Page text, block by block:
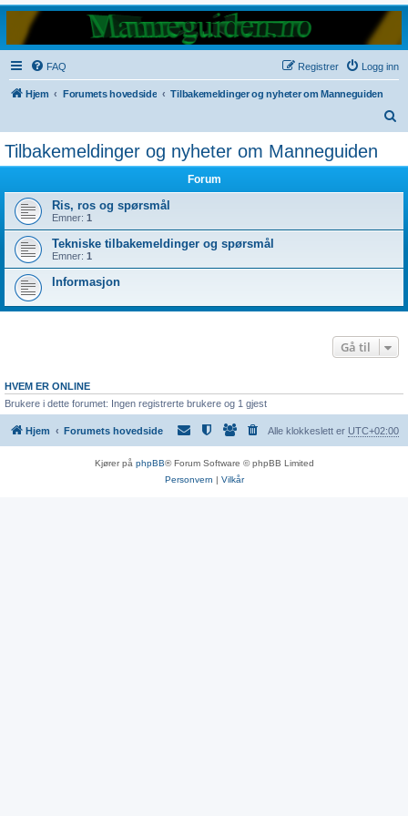
FAQ Logg inn
Registrer
Hjem Forumets hovedside
Tilbakemeldinger og nyheter om Manneguiden
Tilbakemeldinger og nyheter om Manneguiden
Forum
Ris, ros og spørsmål
Emner: 1
Tekniske tilbakemeldinger og spørsmål
Emner: 1
Informasjon
Gå til
HVEM ER ONLINE
Brukere i dette forumet: Ingen registrerte brukere og 1 gjest
Hjem Forumets hovedside Alle klokkeslett er UTC+02:00
Kjører på phpBB® Forum Software © phpBB Limited
Personvern | Vilkår